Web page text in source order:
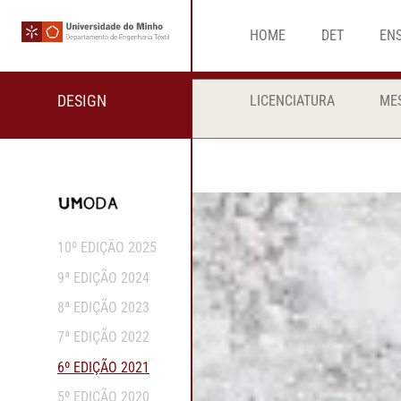
HOME DET
DESIGN LICENCIATURA
10º EDIÇÃO 2025
9ª EDIÇÃO 2024
8ª EDIÇÃO 2023
7ª EDIÇÃO 2022
6º EDIÇÃO 2021
5º EDIÇÃO 2020